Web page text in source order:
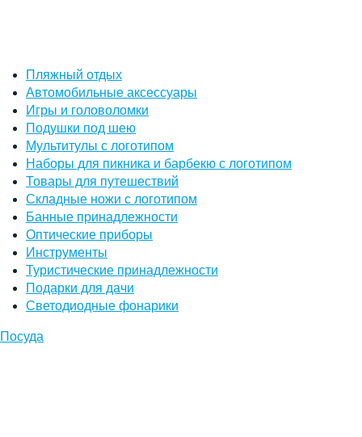
Пляжный отдых
Автомобильные аксессуары
Игры и головоломки
Подушки под шею
Мультитулы с логотипом
Наборы для пикника и барбекю с логотипом
Товары для путешествий
Складные ножи с логотипом
Банные принадлежности
Оптические приборы
Инструменты
Туристические принадлежности
Подарки для дачи
Светодиодные фонарики
Посуда